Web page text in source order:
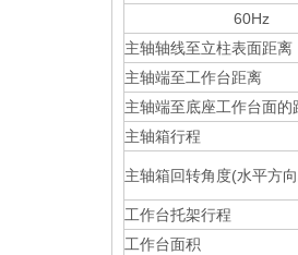
60Hz
主轴轴线至立柱表面距离
主轴端至工作台距离
主轴端至底座工作台面的
主轴箱行程
主轴箱回转角度(水平方向
工作台托架行程
工作台面积